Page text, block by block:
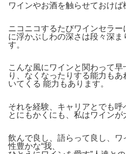
ワインやお酒を触らせておけば
ニコニコするたびワインセラ
に浮かぶしわの深さは段々深ま
す。
こんな風にワインと関わって
り、なくなったりする能力も
いてくる 能力もあります。
それを経験、キャリアとでも呼
とにもかくにも、私はワインが
飲んで良し、語らって良し、
性豊かな“我、